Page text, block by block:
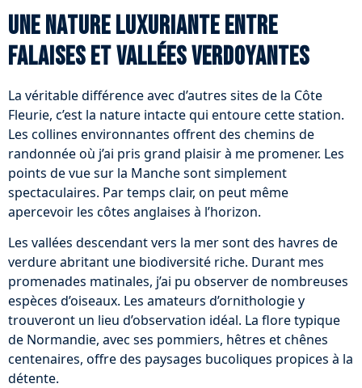
Une nature luxuriante entre
falaises et vallées verdoyantes
La véritable différence avec d’autres sites de la Côte
Fleurie, c’est la nature intacte qui entoure cette station.
Les collines environnantes offrent des chemins de
randonnée où j’ai pris grand plaisir à me promener. Les
points de vue sur la Manche sont simplement
spectaculaires. Par temps clair, on peut même
apercevoir les côtes anglaises à l’horizon.
Les vallées descendant vers la mer sont des havres de
verdure abritant une biodiversité riche. Durant mes
promenades matinales, j’ai pu observer de nombreuses
espèces d’oiseaux. Les amateurs d’ornithologie y
trouveront un lieu d’observation idéal. La flore typique
de Normandie, avec ses pommiers, hêtres et chênes
centenaires, offre des paysages bucoliques propices à la
détente.